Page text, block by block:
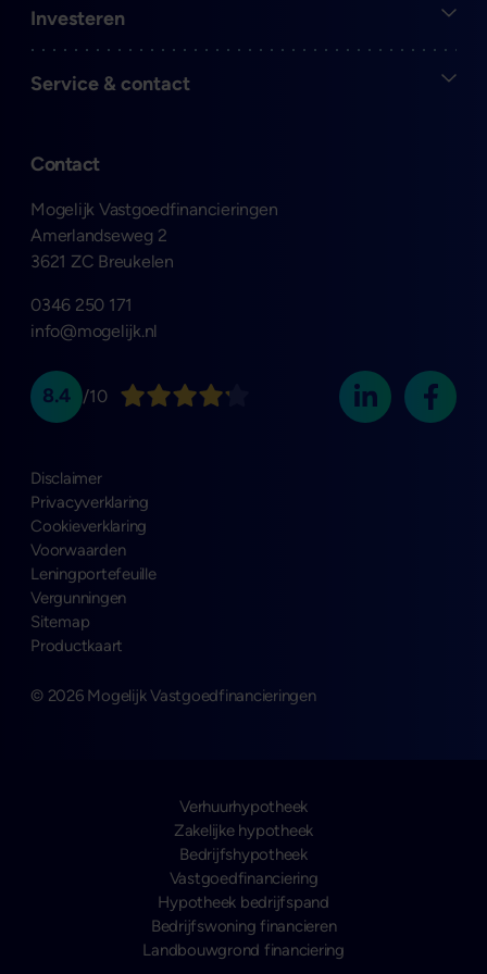
Contact
Mogelijk Vastgoedfinancieringen
Amerlandseweg 2
3621 ZC Breukelen
0346 250 171
info@mogelijk.nl
Open
Investeren
Open
Service & contact
8.4 /10
© 2026 Mogelijk Vastgoedfinancieringen
Disclaimer
Privacyverklaring
Cookieverklaring
Voorwaarden
Leningportefeuille
Vergunningen
Sitemap
Productkaart
Verhuurhypotheek
Zakelijke hypotheek
Bedrijfshypotheek
Vastgoedfinanciering
Hypotheek bedrijfspand
Bedrijfswoning financieren
Landbouwgrond financiering